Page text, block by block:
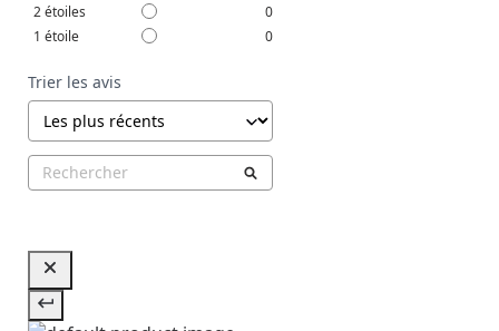
2étoiles
0
1 étoile 0
Trier les avis